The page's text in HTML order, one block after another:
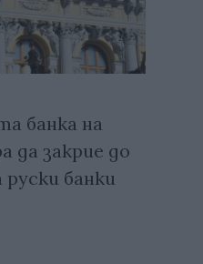
банка на
да закрие до
банки